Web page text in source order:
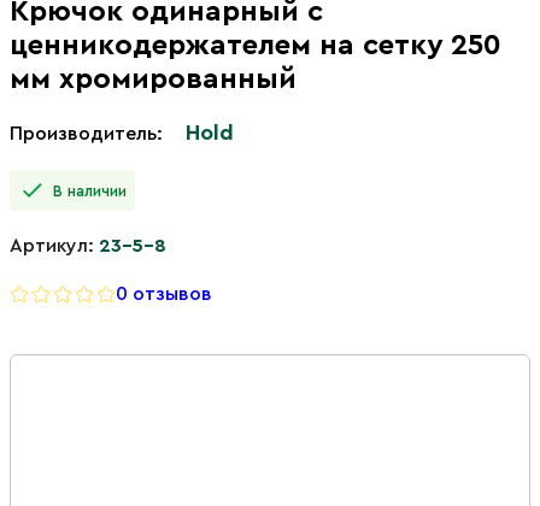
Крючок одинарный с
ценникодержателем на сетку 250
мм хромированный
Производитель: Hold
В наличии
Артикул: 23-5-8
0 отзывов